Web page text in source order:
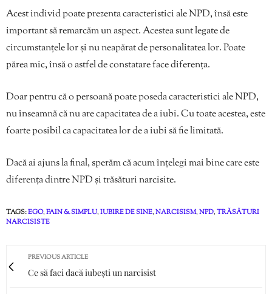
Acest individ poate prezenta caracteristici ale NPD, însă este
important să remarcăm un aspect. Acestea sunt legate de
circumstanțele lor și nu neapărat de personalitatea lor. Poate
părea mic, însă o astfel de constatare face diferența.
Doar pentru că o persoană poate poseda caracteristici ale NPD,
nu înseamnă că nu are capacitatea de a iubi. Cu toate acestea, este
foarte posibil ca capacitatea lor de a iubi să fie limitată.
Dacă ai ajuns la final, sperăm că acum înțelegi mai bine care este
diferența dintre NPD și trăsături narcisite.
TAGS:EGO,FAIN & SIMPLU,IUBIRE DE SINE,NARCISISM,NPD,TRĂSĂTURI
NARCISISTE
PREVIOUS ARTICLE
Ce să faci dacă iubești un narcisist